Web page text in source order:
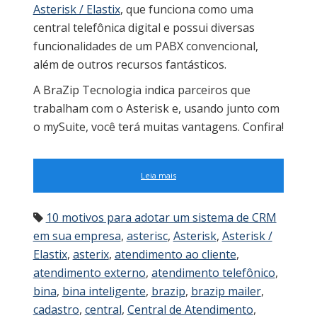
Asterisk / Elastix, que funciona como uma
central telefônica digital e possui diversas
funcionalidades de um PABX convencional,
além de outros recursos fantásticos.
A BraZip Tecnologia indica parceiros que
trabalham com o Asterisk e, usando junto com
o mySuite, você terá muitas vantagens. Confira!
Leia mais
10 motivos para adotar um sistema de CRM
em sua empresa, asterisc, Asterisk, Asterisk /
Elastix, asterix, atendimento ao cliente,
atendimento externo, atendimento telefônico,
bina, bina inteligente, brazip, brazip mailer,
cadastro, central, Central de Atendimento,